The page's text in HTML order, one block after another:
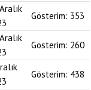
Gösterim: 353
Gösterim: 260
Gösterim: 438